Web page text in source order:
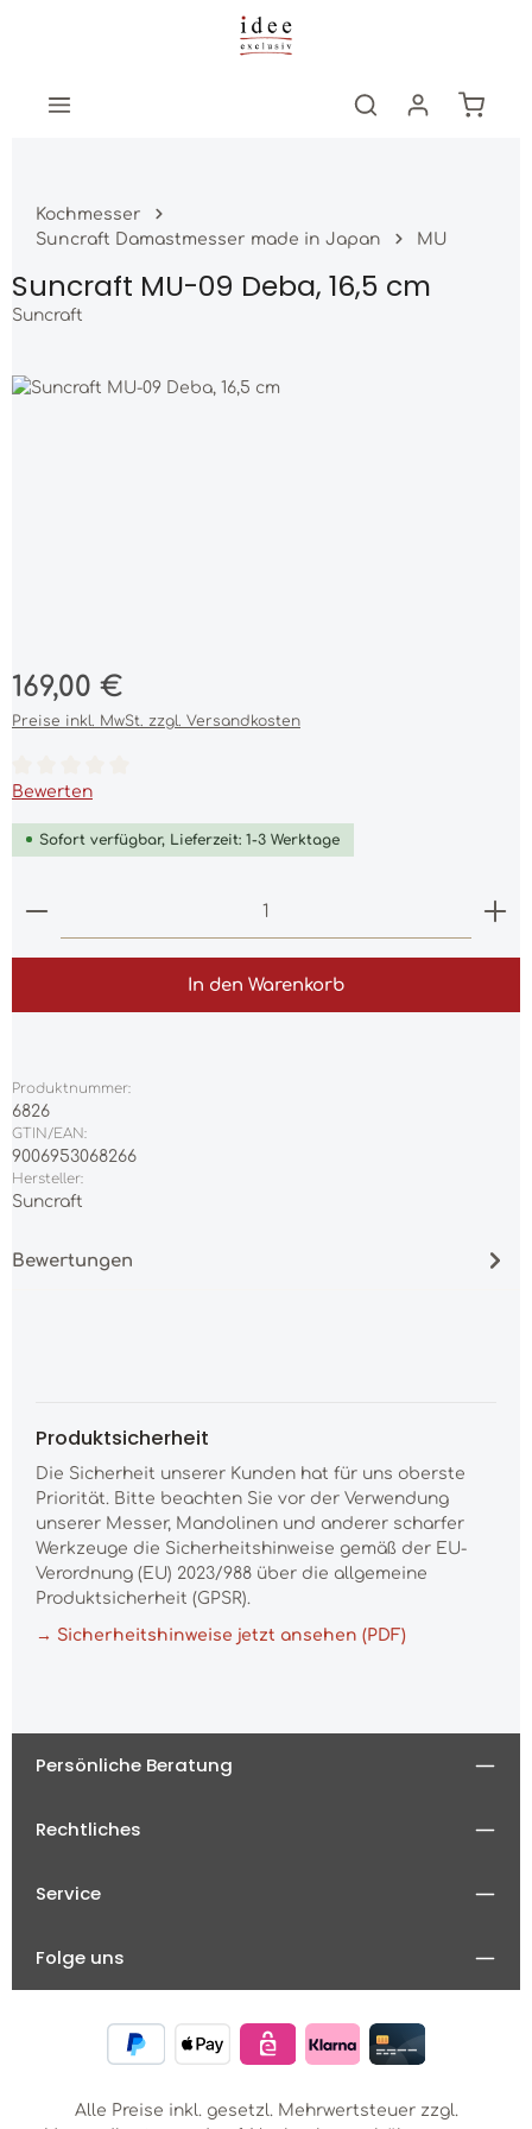
Zum Hauptinhalt springen
Kochmesser
Suncraft Damastmesser made in Japan
MU
Suncraft MU-09 Deba, 16,5 cm
Suncraft
Bildergalerie überspringen
Regulärer Preis:
169,00 €
Preise inkl. MwSt. zzgl. Versandkosten
Durchschnittliche Bewertung von 0 von 5 Sternen
Bewerten
Sofort verfügbar, Lieferzeit: 1-3 Werktage
Produkt Anzahl: Gib den gewünschten Wert
In den Warenkorb
Produktnummer:
6826
GTIN/EAN:
9006953068266
Hersteller:
Suncraft
Bewertungen
Produktsicherheit
Die Sicherheit unserer Kunden hat für uns oberste
Priorität. Bitte beachten Sie vor der Verwendung
unserer Messer, Mandolinen und anderer scharfer
Werkzeuge die Sicherheitshinweise gemäß der EU-
Verordnung (EU) 2023/988 über die allgemeine
Produktsicherheit (GPSR).
→ Sicherheitshinweise jetzt ansehen (PDF)
Persönliche Beratung
Rechtliches
Service
Folge uns
Alle Preise inkl. gesetzl. Mehrwertsteuer zzgl.